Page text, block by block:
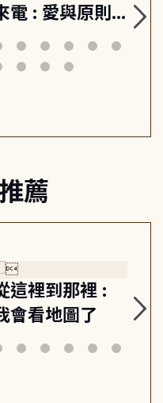
電 : 愛與原則,
立教養的安定
奏 22個行動練
關
薦
這裡到那裡 :
會看地圖了
美